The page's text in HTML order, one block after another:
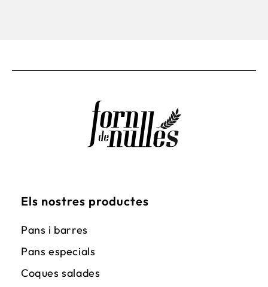
Els nostres productes
Pans i barres
Pans especials
Coques salades